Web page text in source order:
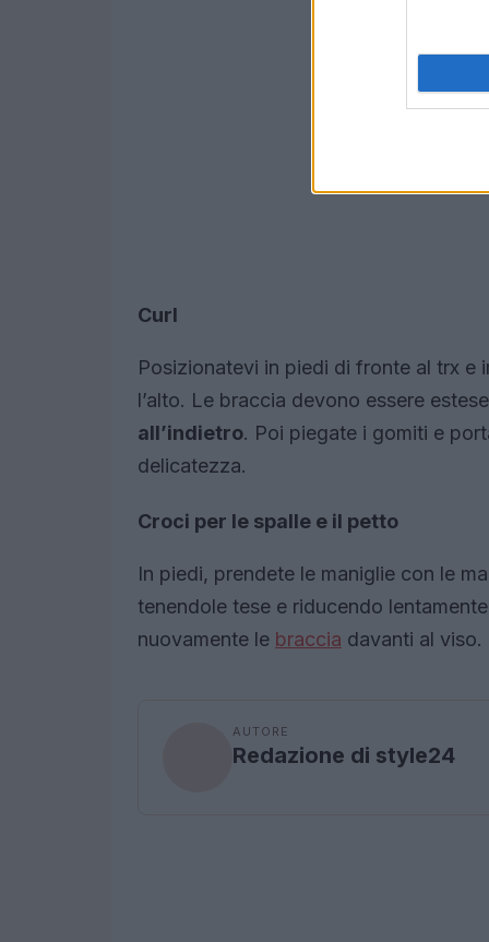
Curl
Posizionatevi in piedi di fronte al trx e
l’alto. Le braccia devono essere
all’indietro. Poi piegate i gomiti e
delicatezza.
Croci per le spalle e il petto
In piedi, prendete le maniglie con le
tenendole tese e riducendo lentamente
nuovamente le braccia davanti al viso.
AUTORE
Redazione di style24